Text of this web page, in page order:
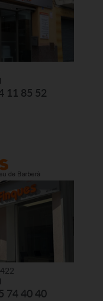
11 85 52
74 40 40